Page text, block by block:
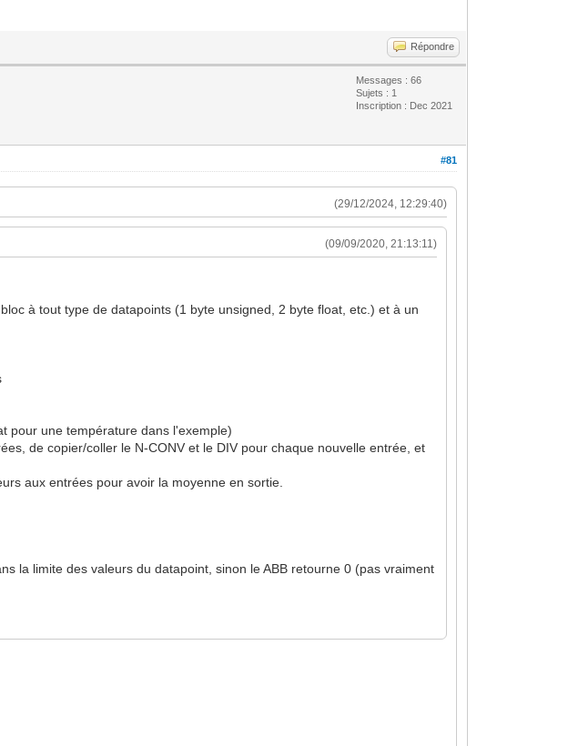
Répondre
Messages : 66
Sujets : 1
Inscription : Dec 2021
#81
(29/12/2024, 12:29:40)
(09/09/2020, 21:13:11)
à tout type de datapoints (1 byte unsigned, 2 byte float, etc.) et à un
pour une température dans l'exemple)
de copier/coller le N-CONV et le DIV pour chaque nouvelle entrée, et
aux entrées pour avoir la moyenne en sortie.
la limite des valeurs du datapoint, sinon le ABB retourne 0 (pas vraiment